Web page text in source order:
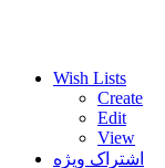
Wish Lists
Create
Edit
View
اشتراک ویژه